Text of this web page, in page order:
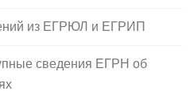
из ЕГРЮЛ и ЕГРИП
сведения ЕГРН об